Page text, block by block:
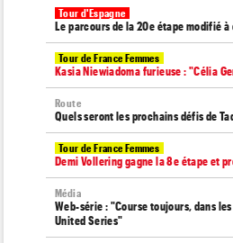
Tour d'Espagne
Le parcours de la 20e étape modifié
Tour de France Femmes
Kasia Niewiadoma furieuse : "Célia
Route
Quels seront les prochains défis de
Tour de France Femmes
Demi Vollering gagne la 8e étape et
Média
Web-série : "Course toujours, dans
United Series"